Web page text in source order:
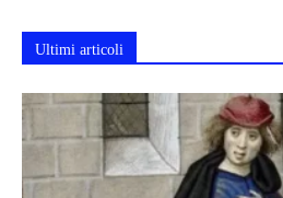
Ultimi articoli